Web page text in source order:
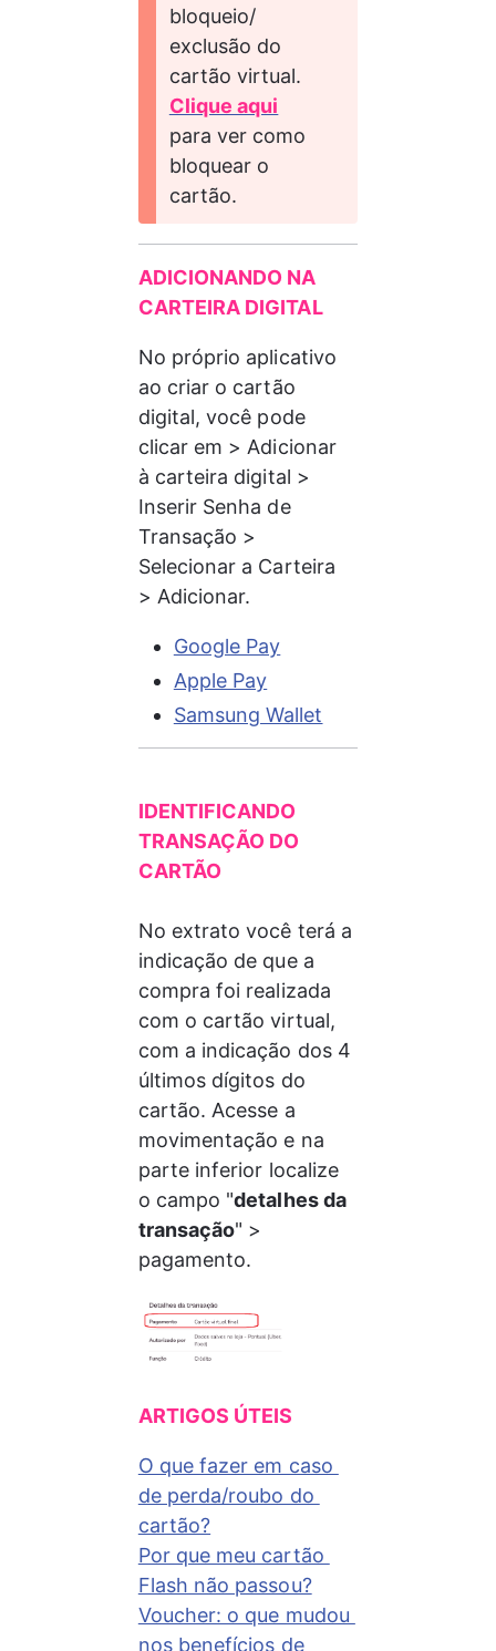
bloqueio/
exclusão do
cartão virtual.
Clique aqui
para ver como
bloquear o
cartão.
ADICIONANDO NA
CARTEIRA DIGITAL
No próprio aplicativo
ao criar o cartão
digital, você pode
clicar em > Adicionar
à carteira digital >
Inserir Senha de
Transação >
Selecionar a Carteira
> Adicionar.
Google Pay
Apple Pay
Samsung Wallet
IDENTIFICANDO
TRANSAÇÃO DO
CARTÃO
No extrato você terá a
indicação de que a
compra foi realizada
com o cartão virtual,
com a indicação dos 4
últimos dígitos do
cartão. Acesse a
movimentação e na
parte inferior localize
o campo "detalhes da
transação" >
pagamento.
ARTIGOS ÚTEIS
O que fazer em caso
de perda/roubo do
cartão?
Por que meu cartão
Flash não passou?
Voucher: o que mudou
nos benefícios de